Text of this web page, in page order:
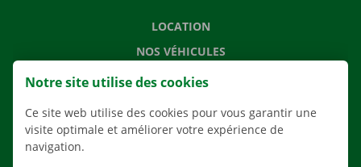
LOCATION
NOS VÉHICULES
NOS SERVICES
APPLI
Notre site utilise des cookies
Ce site web utilise des cookies pour vous garantir une
visite optimale et améliorer votre expérience de
navigation.